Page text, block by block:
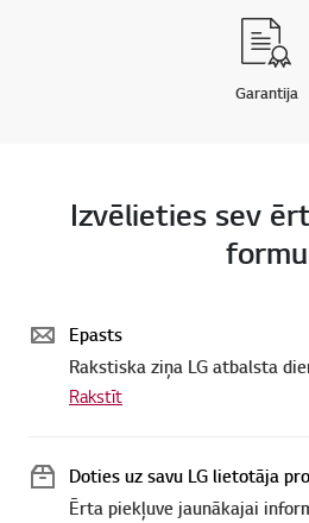
Garantija
Izvēlieties sev
formu
Epasts
Rakstiska ziņa LG atbalsta
Rakstīt
Doties uz savu LG lietotāja
Ērta piekļuve jaunākajai